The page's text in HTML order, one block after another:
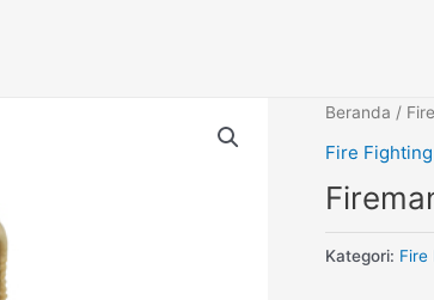
Beranda /
Fire
Kategori: Fire